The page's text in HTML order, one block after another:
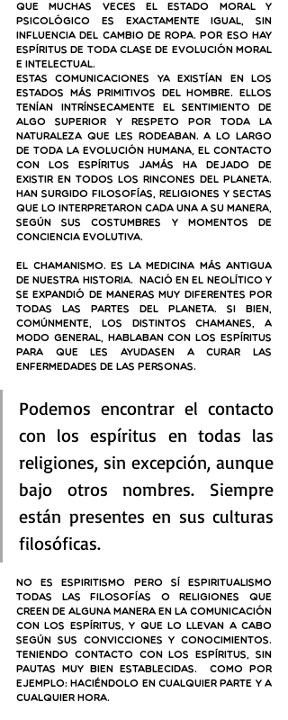
que muchas veces el estado moral y
psicológico es exactamente igual, sin
influencia del cambio de ropa. Por eso hay
espíritus de toda clase de evolución moral
e intelectual.
Estas comunicaciones ya existían en los
estados más primitivos del hombre. Ellos
tenían intrínsecamente el sentimiento de
Algo Superior y respeto por toda la
naturaleza que les rodeaban. A lo largo
de toda la evolución humana, el contacto
con los espíritus jamás ha dejado de
existir en todos los rincones del planeta.
Han surgido filosofías, religiones y sectas
que lo interpretaron cada una a su manera,
según sus costumbres y momentos de
conciencia evolutiva.
El chamanismo. Es la medicina más antigua
de nuestra historia.  Nació en el Neolítico y
se expandió de maneras muy diferentes por
todas las partes del planeta. Si bien,
comúnmente, los distintos chamanes, a
modo general, hablaban con los espíritus
para que les ayudasen a curar las
enfermedades de las personas.
Podemos encontrar el contacto
con los espíritus en todas las
religiones, sin excepción, aunque
bajo otros nombres. Siempre
están presentes en sus culturas
filosóficas.
No es Espiritismo pero sí espiritualismo
todas las filosofías o religiones que
creen de alguna manera en la comunicación
con los espíritus, y que lo llevan a cabo
según sus convicciones y conocimientos.
Teniendo contacto con los espíritus, sin
pautas muy bien establecidas.  Como por
ejemplo: haciéndolo en cualquier parte y a
cualquier hora.